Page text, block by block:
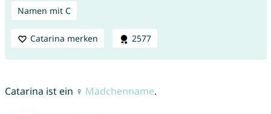
Namen mit C
Catarina merken 2577
Catarina ist ein ♀ Mädchenname.